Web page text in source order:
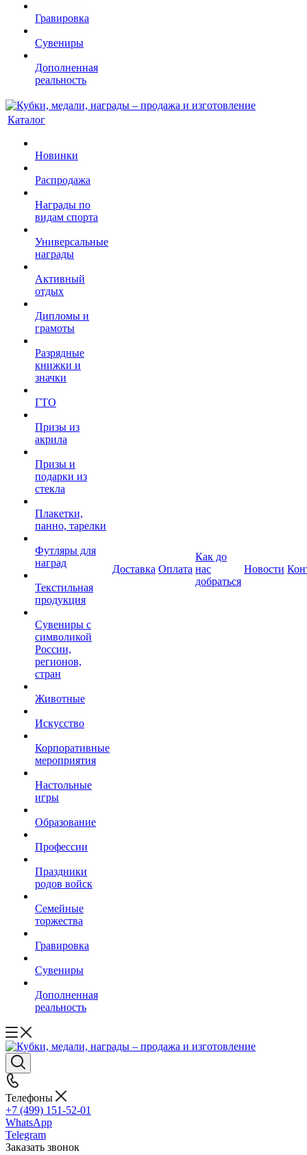
Гравировка
Сувениры
Дополненная
реальность
Каталог
Новинки
Распродажа
Награды по
видам спорта
Универсальные
награды
Активный
отдых
Дипломы и
грамоты
Разрядные
книжки и
значки
ГТО
Призы из
акрила
Призы и
подарки из
стекла
Плакетки,
панно, тарелки
Футляры для
наград
Текстильная
продукция
Сувениры с
символикой
России,
регионов,
стран
Животные
Искусство
Корпоративные
мероприятия
Настольные
игры
Образование
Профессии
Праздники
родов войск
Семейные
торжества
Гравировка
Сувениры
Дополненная
реальность
Доставка Оплата
Как до
нас
добраться
Новости
Телефоны
+7 (499) 151-52-01
WhatsApp
Telegram
Заказать звонок